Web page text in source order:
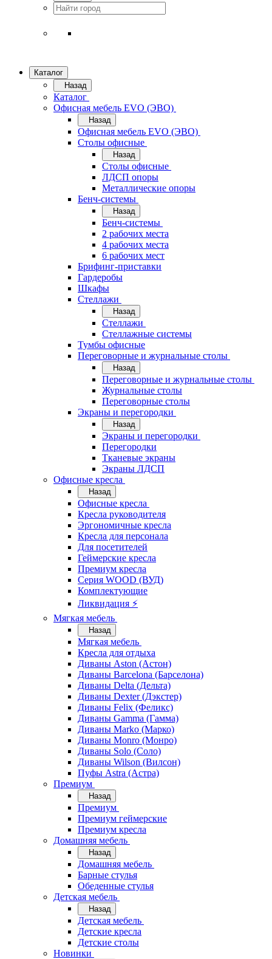
Каталог
Назад
Каталог
Офисная мебель EVO (ЭВО)
Назад
Офисная мебель EVO (ЭВО)
Cтолы офисные
Назад
Cтолы офисные
ЛДСП опоры
Металлические опоры
Бенч-системы
Назад
Бенч-системы
2 рабочих места
4 рабочих места
6 рабочих мест
Брифинг-приставки
Гардеробы
Шкафы
Стеллажи
Назад
Стеллажи
Стеллажные системы
Тумбы офисные
Переговорные и журнальные столы
Назад
Переговорные и журнальные столы
Журнальные столы
Переговорные столы
Экраны и перегородки
Назад
Экраны и перегородки
Перегородки
Тканевые экраны
Экраны ЛДСП
Офисные кресла
Назад
Офисные кресла
Кресла руководителя
Эргономичные кресла
Кресла для персонала
Для посетителей
Геймерские кресла
Премиум кресла
Серия WOOD (ВУД)
Комплектующие
Ликвидация ⚡
Мягкая мебель
Назад
Мягкая мебель
Кресла для отдыха
Диваны Aston (Астон)
Диваны Barcelona (Барселона)
Диваны Delta (Дельта)
Диваны Dexter (Дэкстер)
Диваны Felix (Феликс)
Диваны Gamma (Гамма)
Диваны Marko (Марко)
Диваны Monro (Монро)
Диваны Solo (Соло)
Диваны Wilson (Вилсон)
Пуфы Astra (Астра)
Премиум
Назад
Премиум
Премиум геймерские
Премиум кресла
Домашняя мебель
Назад
Домашняя мебель
Барные стулья
Обеденные стулья
Детская мебель
Назад
Детская мебель
Детские кресла
Детские столы
Новинки